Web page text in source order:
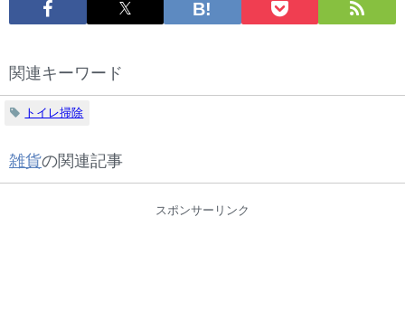
関連キーワード
トイレ掃除
雑貨の関連記事
スポンサーリンク